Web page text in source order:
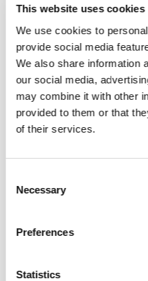
This website uses cookies
We use cookies to
provide social media
We also share information
our social media,
may combine it with other
provided to them or that
of their services.
Selection
Necessary
Preferences
Statistics